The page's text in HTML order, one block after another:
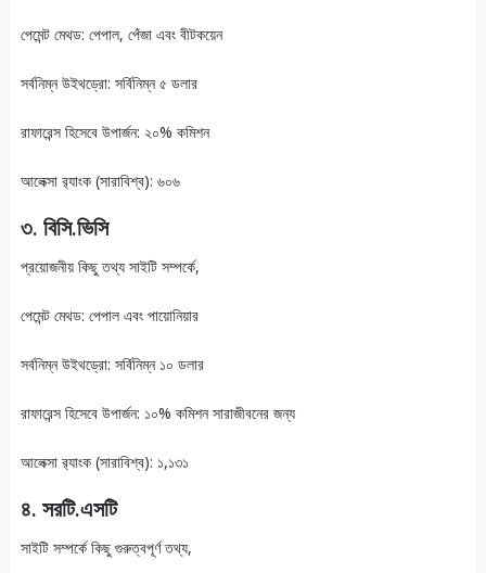
পেমেন্ট মেথড: পেপাল, পেঁজা এবং বীটকয়েন
সর্বনিম্ন উইথড্রো: সর্বিনিম্ন ৫ ডলার
রাফারেন্স হিসেবে উপার্জন: ২০% কমিশন
আলেক্সা র‍্যাংক (সারাবিশ্ব): ৬০৬
৩. বিসি.ভিসি
প্রয়োজনীয় কিছু তথ্য সাইটি সম্পর্কে,
পেমেন্ট মেথড: পেপাল এবং পায়োনিয়ার
সর্বনিম্ন উইথড্রো: সর্বিনিম্ন ১০ ডলার
রাফারেন্স হিসেবে উপার্জন: ১০% কমিশন সারাজীবনের জন্য
আলেক্সা র‍্যাংক (সারাবিশ্ব): ১,১৩১
৪. সরটি.এসটি
সাইটি সম্পর্কে কিছু গুরুত্বপূর্ণ তথ্য,